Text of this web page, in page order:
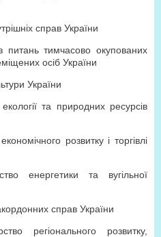
справ України
тимчасово окупованих
осіб України
України
та природних ресурсів
розвитку і торгівлі
енергетики та вугільної
справ України
регіонального розвитку,